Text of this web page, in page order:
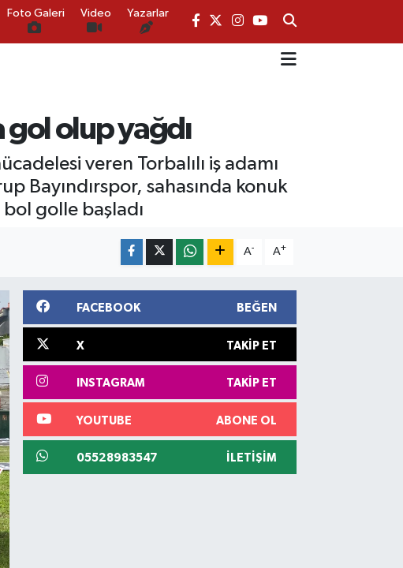
Foto Galeri Video Yazarlar
gol olup yağdı
veren Torbalılı iş adamı
Bayındırspor, sahasında konuk
golle başladı
A- A+
FACEBOOK BEĞEN
X TAKIP ET
INSTAGRAM TAKIP ET
YOUTUBE ABONE OL
05528983547 İLETIŞIM